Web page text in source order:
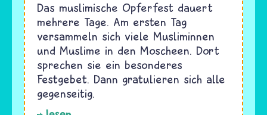
Das muslimische Opferfest dauert
mehrere Tage. Am ersten Tag
versammeln sich viele Musliminnen
und Muslime in den Moscheen. Dort
sprechen sie ein besonderes
Festgebet. Dann gratulieren sich alle
gegenseitig.